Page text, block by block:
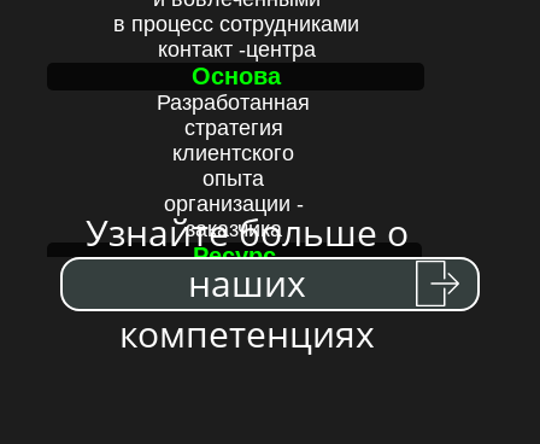
в процесс сотрудниками
контакт -центра
Основа
Разработанная
стратегия
клиентского
опыта
организации -
заказчика
Ресурс
Облачный
контакт-центр
оснащенный
Узнайте больше о
наших
компетенциях